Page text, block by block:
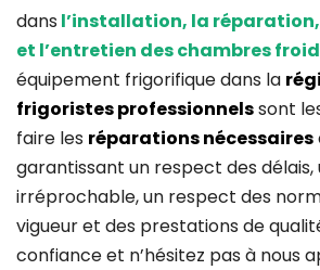
dans l’installation, la
et l’entretien des chambres
équipement frigorifique dans la
frigoristes professionnelssont
faire les réparations nécessaires
garantissant un respect des
irréprochable, un respect des
vigueur et des prestations de
confiance et n’hésitez pas à nous